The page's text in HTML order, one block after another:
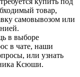
товар,
самовывозом или
в выборе
в чате, наши
или узнать
Ксюши.